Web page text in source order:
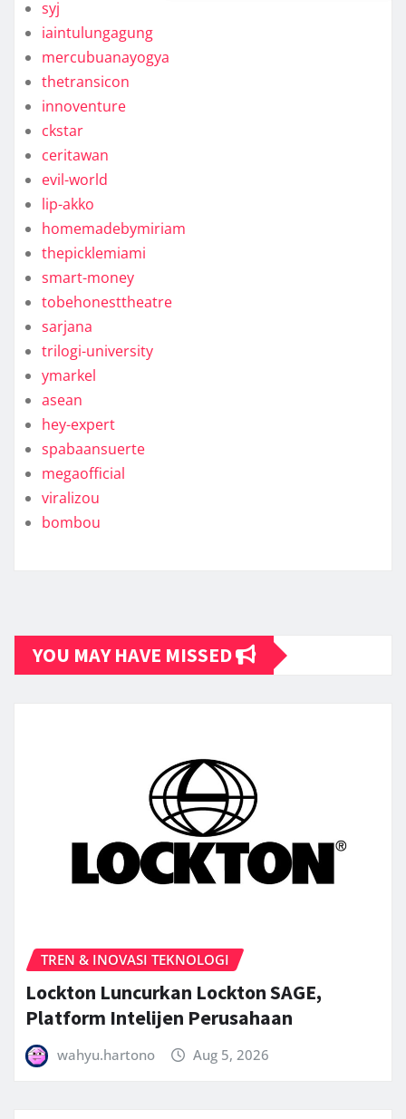
syj
iaintulungagung
mercubuanayogya
thetransicon
innoventure
ckstar
ceritawan
evil-world
lip-akko
homemadebymiriam
thepicklemiami
smart-money
tobehonesttheatre
sarjana
trilogi-university
ymarkel
asean
hey-expert
spabaansuerte
megaofficial
viralizou
bombou
YOU MAY HAVE MISSED
TREN & INOVASI TEKNOLOGI
Lockton Luncurkan Lockton SAGE,
Platform Intelijen Perusahaan
wahyu.hartono Aug 5, 2026